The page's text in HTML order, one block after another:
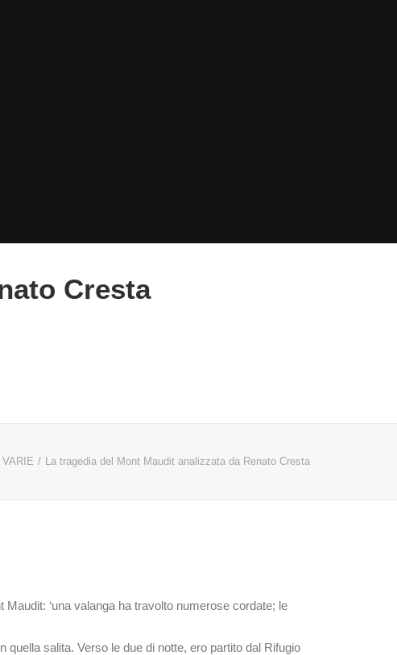
Cresta
VARIE La tragedia del Mont Maudit analizzata da Renato Cresta
‘una valanga ha travolto numerose cordate; le
salita. Verso le due di notte, ero partito dal Rifugio